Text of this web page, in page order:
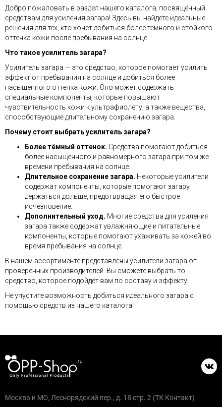
Добро пожаловать в раздел нашего каталога, посвящённый
средствам для усиления загара! Здесь вы найдёте идеальные
решения для тех, кто хочет добиться более тёмного и стойкого
оттенка кожи после пребывания на солнце.
Что такое усилитель загара?
Усилитель загара — это средство, которое помогает усилить
эффект от пребывания на солнце и добиться более
насыщенного оттенка кожи. Оно может содержать
специальные компоненты, которые повышают
чувствительность кожи к ультрафиолету, а также вещества,
способствующие длительному сохранению загара.
Почему стоит выбрать усилитель загара?
Более тёмный оттенок. Средства помогают добиться
более насыщенного и равномерного загара при том же
времени пребывания на солнце.
Длительное сохранение загара. Некоторые усилители
содержат компоненты, которые помогают загару
держаться дольше, предотвращая его быстрое
исчезновение.
Дополнительный уход. Многие средства для усиления
загара также содержат увлажняющие и питательные
компоненты, которые помогают ухаживать за кожей во
время пребывания на солнце.
В нашем ассортименте представлены усилители загара от
проверенных производителей. Вы сможете выбрать то
средство, которое подойдёт вам по составу и эффекту.
Не упустите возможность добиться идеального загара с
помощью средств из нашего каталога!
Москва и МО, Леснорядский пер., д. 18 стр. 2 (ТК Контакт)